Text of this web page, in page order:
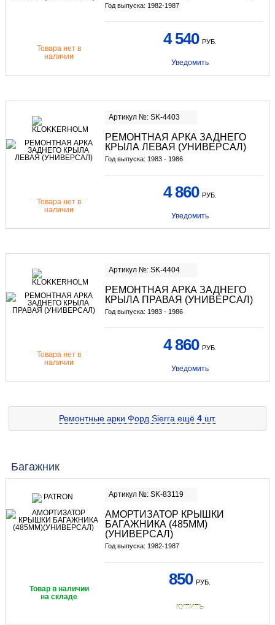
Год выпуска: 1982-1987
Товара нет в
наличии
4 540 РУБ.
Уведомить
Артикул №: SK-4403
РЕМОНТНАЯ АРКА ЗАДНЕГО
КРЫЛА ЛЕВАЯ (УНИВЕРСАЛ)
Год выпуска: 1983 - 1986
Товара нет в
наличии
4 860 РУБ.
Уведомить
Артикул №: SK-4404
РЕМОНТНАЯ АРКА ЗАДНЕГО
КРЫЛА ПРАВАЯ (УНИВЕРСАЛ)
Год выпуска: 1983 - 1986
Товара нет в
наличии
4 860 РУБ.
Уведомить
Ремонтные арки Форд Sierra ещё 4 шт.
Багажник
Артикул №: SK-83119
АМОРТИЗАТОР КРЫШКИ
БАГАЖНИКА (485ММ)
(УНИВЕРСАЛ)
Год выпуска: 1982-1987
Товар в наличии
на складе
850 РУБ.
КУПИТЬ